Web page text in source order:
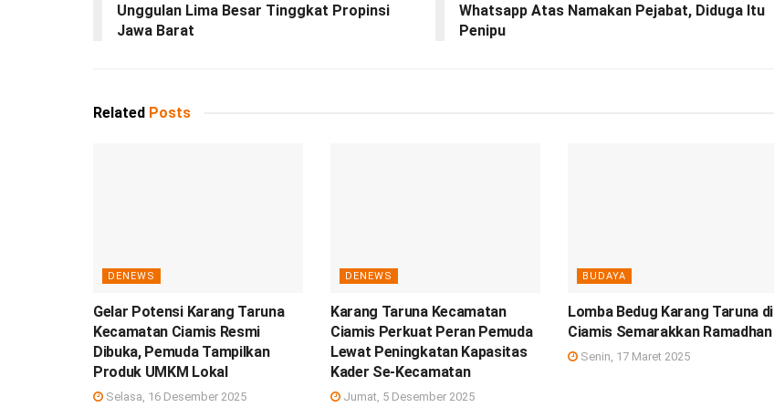
Unggulan Lima Besar Tinggkat Propinsi
Jawa Barat
Whatsapp Atas Namakan Pejabat, Diduga Itu
Penipu
Related Posts
DENEWS
Gelar Potensi Karang Taruna
Kecamatan Ciamis Resmi
Dibuka, Pemuda Tampilkan
Produk UMKM Lokal
Selasa, 16 Desember 2025
DENEWS
Karang Taruna Kecamatan
Ciamis Perkuat Peran Pemuda
Lewat Peningkatan Kapasitas
Kader Se-Kecamatan
Jumat, 5 Desember 2025
BUDAYA
Lomba Bedug Karang Taruna di
Ciamis Semarakkan Ramadhan
Senin, 17 Maret 2025